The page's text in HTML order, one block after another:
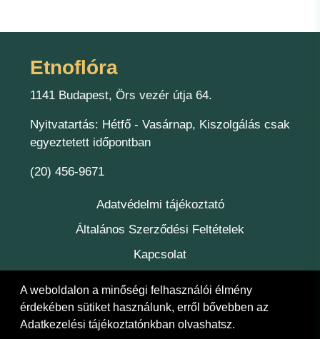
Etnoflóra
1141 Budapest, Örs vezér útja 64.
Nyitvatartás: Hétfő - Vasárnap, Kiszolgálás csak
egyeztetett időpontban
(20) 456-9671
Adatvédelmi tájékoztató
Általános Szerződési Feltételek
Kapcsolat
A weboldalon a minőségi felhasználói élmény
érdekében sütiket használunk, erről bővebben az
Adatkezelési tájékoztatónkban olvashatsz.